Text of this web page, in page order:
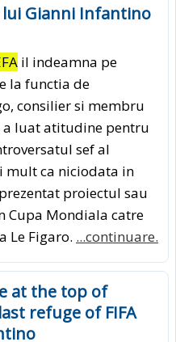
lui Gianni Infantino
il indeamna pe
la functia de
consilier si membru
a luat atitudine pentru
sef al
mult ca niciodata in
proiectul sau
Cupa Mondiala catre
Le Figaro. ...continuare.
at the top of
refuge of FIFA